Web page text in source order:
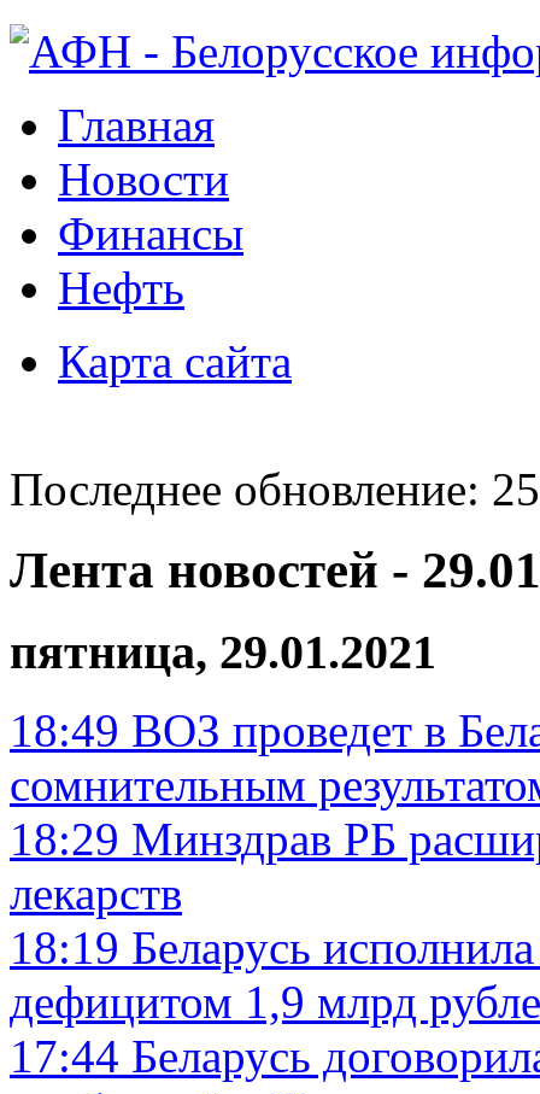
Главная
Новости
Финансы
Нефть
Карта сайта
Последнее обновление:
Лента новостей -
пятница, 29.01.2021
18:49 ВОЗ проведет в
сомнительным
18:29 Минздрав РБ
лекарств
18:19 Беларусь
дефицитом 1,9 млрд
17:44 Беларусь